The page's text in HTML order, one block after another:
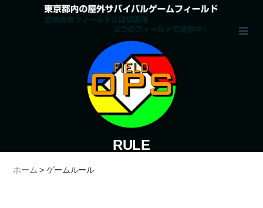
RULE
ホーム > ゲームルール